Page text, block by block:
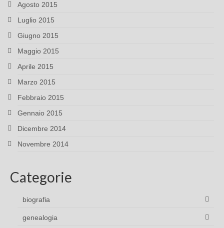
Agosto 2015
Luglio 2015
Giugno 2015
Maggio 2015
Aprile 2015
Marzo 2015
Febbraio 2015
Gennaio 2015
Dicembre 2014
Novembre 2014
Categorie
biografia
genealogia